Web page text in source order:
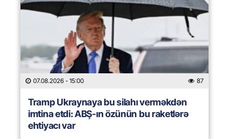
07.08.2026 - 15:00 87
Tramp Ukraynaya bu silahı verməkdən
imtina etdi: ABŞ-ın özünün bu raketlərə
ehtiyacı var